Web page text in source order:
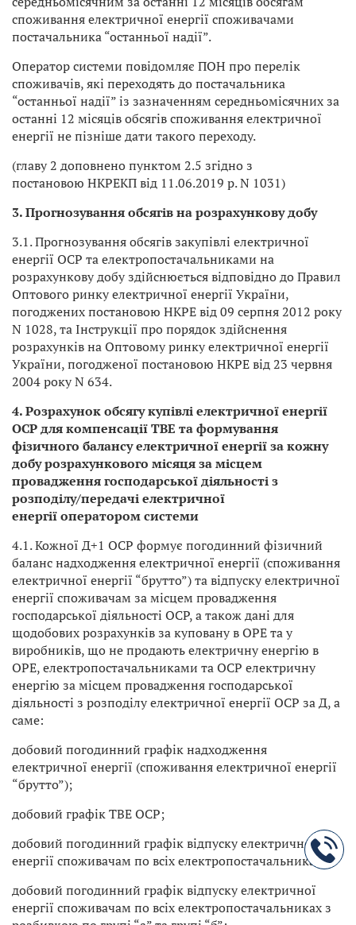
споживання електричної енергії споживачами
постачальника “останньої надії”.
Оператор системи повідомляє ПОН про перелік
споживачів, які переходять до постачальника
“останньої надії” із зазначенням середньомісячних за
останні 12 місяців обсягів споживання електричної
енергії не пізніше дати такого переходу.
(главу 2 доповнено пунктом 2.5 згідно з
постановою НКРЕКП від 11.06.2019 р. N 1031)
3. Прогнозування обсягів на розрахункову добу
3.1. Прогнозування обсягів закупівлі електричної
енергії ОСР та електропостачальниками на
розрахункову добу здійснюється відповідно до Правил
Оптового ринку електричної енергії України,
погоджених постановою НКРЕ від 09 серпня 2012 року
N 1028, та Інструкції про порядок здійснення
розрахунків на Оптовому ринку електричної енергії
України, погодженої постановою НКРЕ від 23 червня
2004 року N 634.
4. Розрахунок обсягу купівлі електричної енергії
ОСР для компенсації ТВЕ та формування
фізичного балансу електричної енергії за кожну
добу розрахункового місяця за місцем
провадження господарської діяльності з
розподілу/передачі електричної
енергії оператором системи
4.1. Кожної Д+1 ОСР формує погодинний фізичний
баланс надходження електричної енергії (споживання
електричної енергії “брутто”) та відпуску електричної
енергії споживачам за місцем провадження
господарської діяльності ОСР, а також дані для
щодобових розрахунків за куповану в ОРЕ та у
виробників, що не продають електричну енергію в
ОРЕ, електропостачальниками та ОСР електричну
енергію за місцем провадження господарської
діяльності з розподілу електричної енергії ОСР за Д, а
саме:
добовий погодинний графік надходження
електричної енергії (споживання електричної енергії
“брутто”);
добовий графік ТВЕ ОСР;
добовий погодинний графік відпуску електричної
енергії споживачам по всіх електропостачальниках;
добовий погодинний графік відпуску електричної
енергії споживачам по всіх електропостачальниках з